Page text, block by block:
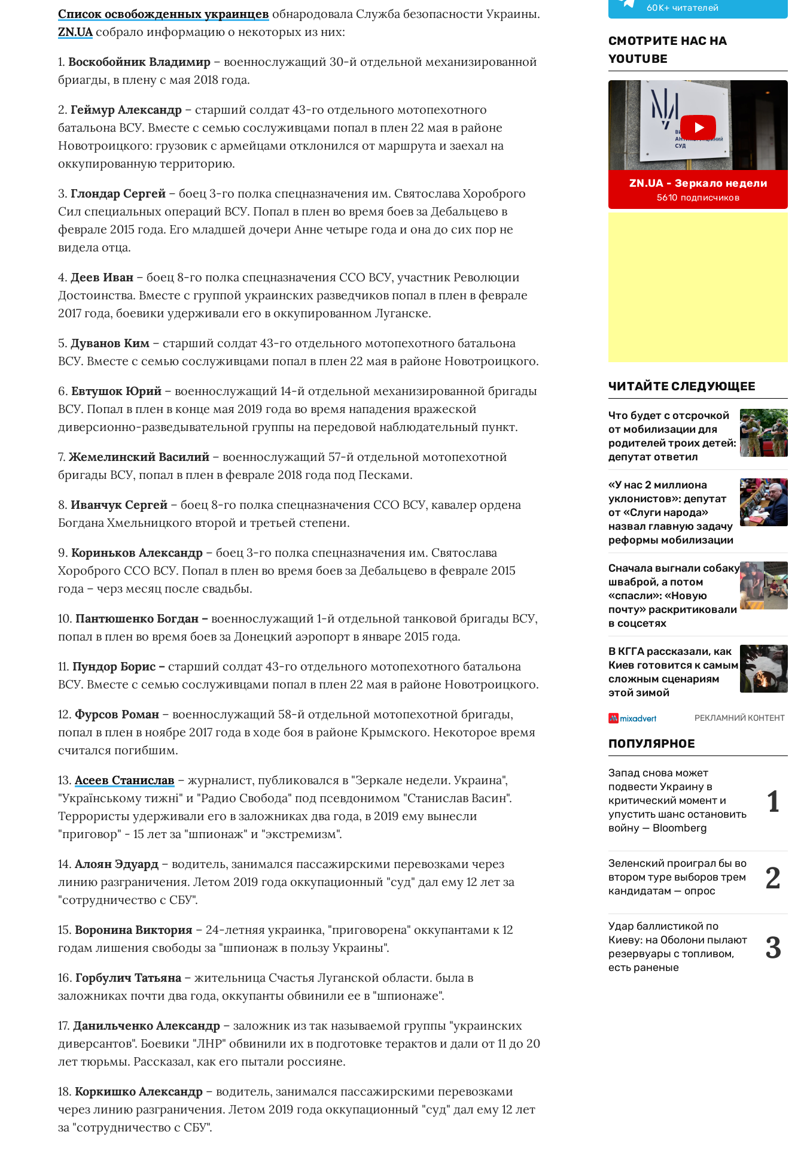
Список освобожденных украинцев обнародовала Служба безопасности Украины.
ZN.UAсобрало информацию о некоторых из них:
1. Воскобойник Владимир – военнослужащий 30-й отдельной механизированной
бриагды, в плену с мая 2018 года.
2. Геймур Александр – старший солдат 43-го отдельного мотопехотного
батальона ВСУ. Вместе с семью сослуживцами попал в плен 22 мая в районе
Новотроицкого: грузовик с армейцами отклонился от маршрута и заехал на
оккупированную территорию.
3. Глондар Сергей – боец 3-го полка спецназначения им. Святослава Хороброго
Сил специальных операций ВСУ. Попал в плен во время боев за Дебальцево в
феврале 2015 года. Его младшей дочери Анне четыре года и она до сих пор не
видела отца.
4. Деев Иван – боец 8-го полка спецназначения ССО ВСУ, участник Революции
Достоинства. Вместе с группой украинских разведчиков попал в плен в феврале
2017 года, боевики удерживали его в оккупированном Луганске.
5. Дуванов Ким – старший солдат 43-го отдельного мотопехотного батальона
ВСУ. Вместе с семью сослуживцами попал в плен 22 мая в районе Новотроицкого.
6. Евтушок Юрий – военнослужащий 14-й отдельной механизированной бригады
ВСУ. Попал в плен в конце мая 2019 года во время нападения вражеской
диверсионно-разведывательной группы на передовой наблюдательный пункт.
7. Жемелинский Василий – военнослужащий 57-й отдельной мотопехотной
бригады ВСУ, попал в плен в феврале 2018 года под Песками.
8. Иванчук Сергей – боец 8-го полка спецназначения ССО ВСУ, кавалер ордена
Богдана Хмельницкого второй и третьей степени.
9. Кориньков Александр – боец 3-го полка спецназначения им. Святослава
Хороброго ССО ВСУ. Попал в плен во время боев за Дебальцево в феврале 2015
года – черз месяц после свадьбы.
10. Пантюшенко Богдан – военнослужащий 1-й отдельной танковой бригады ВСУ,
попал в плен во время боев за Донецкий аэропорт в январе 2015 года.
11. Пундор Борис – старший солдат 43-го отдельного мотопехотного батальона
ВСУ. Вместе с семью сослуживцами попал в плен 22 мая в районе Новотроицкого.
12. Фурсов Роман – военнослужащий 58-й отдельной мотопехотной бригады,
попал в плен в ноябре 2017 года в ходе боя в районе Крымского. Некоторое время
считался погибшим.
13. Асеев Станислав – журналист, публиковался в "Зеркале недели. Украина",
"Українському тижні" и "Радио Свобода" под псевдонимом "Станислав Васин".
Террористы удерживали его в заложниках два года, в 2019 ему вынесли
"приговор" - 15 лет за "шпионаж" и "экстремизм".
14. Алоян Эдуард – водитель, занимался пассажирскими перевозками через
линию разграничения. Летом 2019 года оккупационный "суд" дал ему 12 лет за
"сотрудничество с СБУ".
15. Воронина Виктория – 24-летняя украинка, "приговорена" оккупантами к 12
годам лишения свободы за "шпионаж в пользу Украины".
16. Горбулич Татьяна – жительница Счастья Луганской области. была в
заложниках почти два года, оккупанты обвинили ее в "шпионаже".
17. Данильченко Александр – заложник из так называемой группы "украинских
диверсантов". Боевики "ЛНР" обвинили их в подготовке терактов и дали от 11 до 20
лет тюрьмы. Рассказал, как его пытали россияне.
18. Коркишко Александр – водитель, занимался пассажирскими перевозками
через линию разграничения. Летом 2019 года оккупационный "суд" дал ему 12 лет
за "сотрудничество с СБУ".
60K+ читателей
СМОТРИТЕ НАС НА
YOUTUBE
ZN.UA - Зеркало недели
5610 подписчиков
ЧИТАЙТЕ СЛЕДУЮЩЕЕ
Что будет с отсрочкой
от мобилизации для
родителей троих детей:
депутат ответил
«У нас 2 миллиона
уклонистов»: депутат
от «Слуги народа»
назвал главную задачу
реформы мобилизации
Сначала выгнали собаку
шваброй, а потом
«спасли»: «Новую
почту» раскритиковали
в соцсетях
В КГГА рассказали, как
Киев готовится к самым
сложным сценариям
этой зимой
ПОПУЛЯРНОЕ
1
Запад снова может
подвести Украину в
критический момент и
упустить шанс остановить
войну — Bloomberg
2
Зеленский проиграл бы во
втором туре выборов трем
кандидатам — опрос
3
Удар баллистикой по
Киеву: на Оболони пылают
резервуары с топливом,
есть раненые